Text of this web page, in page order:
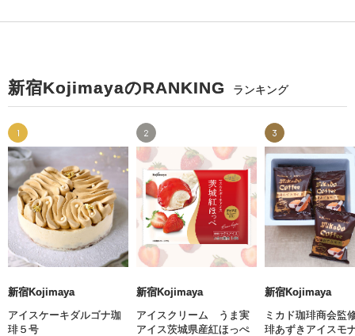
新宿KojimayaのRANKING ランキング
1
新宿Kojimaya
アイスケーキダルゴナ珈
琲５号
2
新宿Kojimaya
アイスクリーム うま実
アイス茨城県産紅ほっぺ
3
新宿Kojimaya
ミカド珈琲商会
琲あずきアイスモ